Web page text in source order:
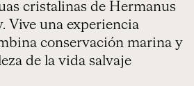
cristalinas de Hermanus
Vive una experiencia
conservación marina y
de la vida salvaje